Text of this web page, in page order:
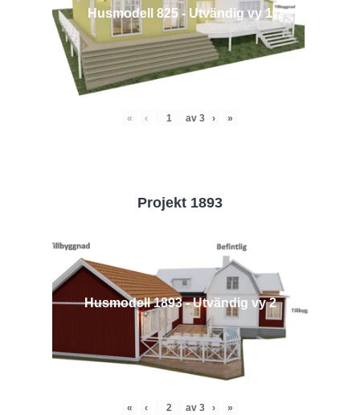
Husmodell 825 - Utvändig vy 1
« ‹ av 3 › »
Projekt 1893
Husmodell 1893 - Utvändig vy 2
« ‹ av 3 › »